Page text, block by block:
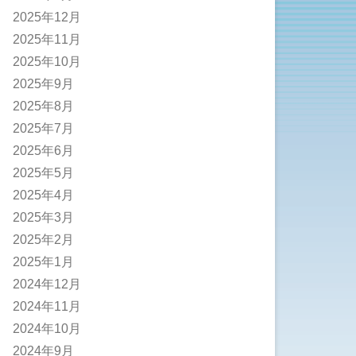
2025年12月
2025年11月
2025年10月
2025年9月
2025年8月
2025年7月
2025年6月
2025年5月
2025年4月
2025年3月
2025年2月
2025年1月
2024年12月
2024年11月
2024年10月
2024年9月